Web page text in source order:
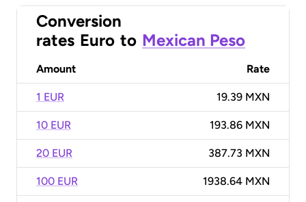
Conversion
rates Euro to Mexican Peso
Amount Rate
1 EUR 19.39 MXN
10 EUR 193.86 MXN
20 EUR 387.73 MXN
100 EUR 1938.64 MXN